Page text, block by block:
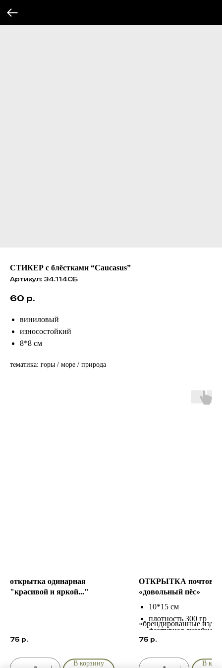
СТИКЕР с блёстками “Caucasus”
Артикул: 34.114СБ
60 р.
виниловый
износостойкий
8*8 см
тематика: горы / море / природа
открытка одинарная
"красивой и яркой..."
75 р.
В корзину
ОТКРЫТКА почтовая
«довольный пёс»
10*15 см
плотность 300 гр
фактурная
бумага
разделе
«брендированные
75 р.
В